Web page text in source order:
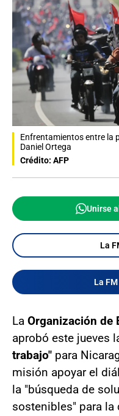
Enfrentamientos entre la
Daniel Ortega
Crédito: AFP
Unirse
La
La
La Organización de
aprobó este jueves
trabajo" para
misión apoyar el
la "búsqueda de
sostenibles" para